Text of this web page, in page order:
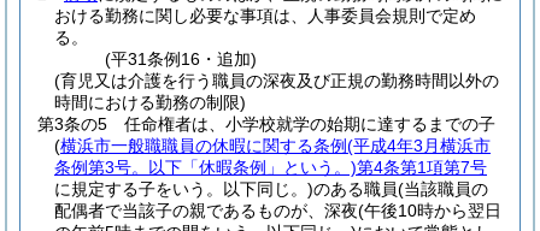
おける勤務に関し必要な事項は、人事委員会規則で定め
る。
(平31条例16・追加)
(育児又は介護を行う職員の深夜及び正規の勤務時間以外の
時間における勤務の制限)
第3条の5
任命権者は、小学校就学の始期に達するまでの子
(横浜市一般職職員の休暇に関する条例(平成4年3月横浜市
条例第3号。以下「休暇条例」という。)第4条第1項第7号
に規定する子をいう。以下同じ。)のある職員(当該職員の
配偶者で当該子の親であるものが、深夜(午後10時から翌日